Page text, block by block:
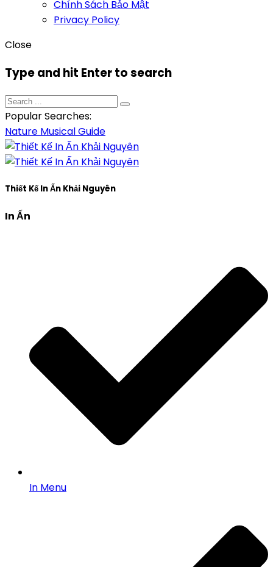
Chính Sách Bảo Mật
Privacy Policy
Close
Type and hit Enter to search
Popular Searches:
Nature MusicalGuide
Thiết Kế In Ấn Khải Nguyên
In Ấn
In Menu